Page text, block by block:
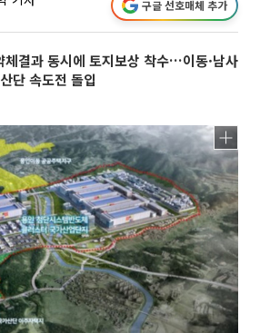
구글 선호매체 추가
체결과 동시에 토지보상 착수…이동·남사
단 속도전 돌입